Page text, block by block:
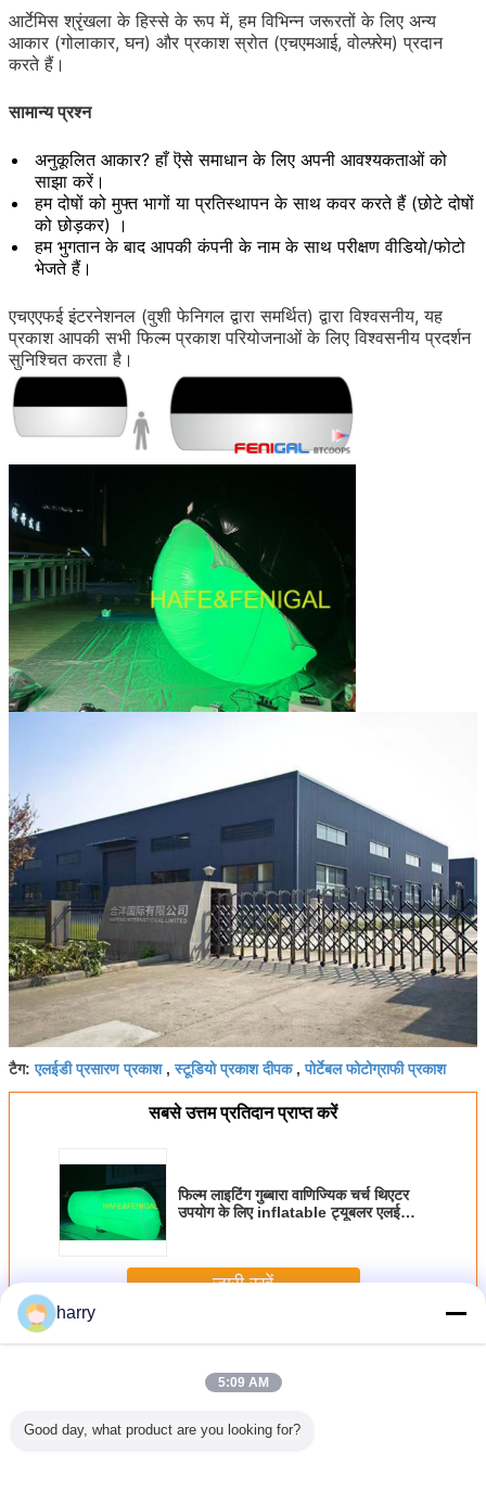
आर्टेमिस श्रृंखला के हिस्से के रूप में, हम विभिन्न जरूरतों के लिए अन्य
आकार (गोलाकार, घन) और प्रकाश स्रोत (एचएमआई, वोल्फ़्रेम) प्रदान
करते हैं।
सामान्य प्रश्न
अनुकूलित आकार? हाँ ऎसे समाधान के लिए अपनी आवश्यकताओं को
साझा करें।
हम दोषों को मुफ्त भागों या प्रतिस्थापन के साथ कवर करते हैं (छोटे दोषों
को छोड़कर) ।
हम भुगतान के बाद आपकी कंपनी के नाम के साथ परीक्षण वीडियो/फोटो
भेजते हैं।
एचएएफई इंटरनेशनल (वुशी फेनिगल द्वारा समर्थित) द्वारा विश्वसनीय, यह
प्रकाश आपकी सभी फिल्म प्रकाश परियोजनाओं के लिए विश्वसनीय प्रदर्शन
सुनिश्चित करता है।
टैग:एलईडी प्रसारण प्रकाश,स्टूडियो प्रकाश दीपक,पोर्टेबल फोटोग्राफी प्रकाश
सबसे उत्तम प्रतिदान प्राप्त करें
फिल्म लाइटिंग गुब्बारा वाणिज्यिक चर्च थिएटर
उपयोग के लिए inflatable ट्यूबलर एलईडी
जारी रखें
अधिकफिल्म प्रकाश गुब्बारे
harry
5:09 AM
Good day, what product are you looking for?